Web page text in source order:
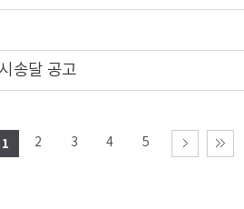
송달 공고
1 2 3 4 5